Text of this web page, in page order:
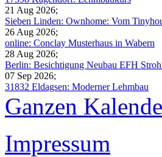
21 Aug 2026;
Sieben Linden: Ownhome: Vom
26 Aug 2026;
online: Conclay Musterhaus in Wabern
28 Aug 2026;
Berlin: Besichtigung Neubau EFH
07 Sep 2026;
31832 Eldagsen: Moderner Lehmbau
Ganzen
Impressum